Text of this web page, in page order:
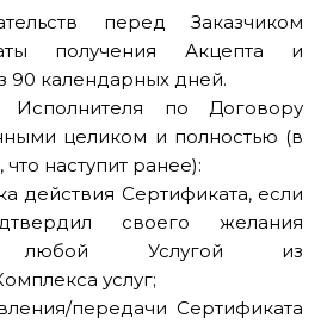
перед Заказчиком
получения Акцепта и
90 календарных дней.
Исполнителя по Договору
целиком и полностью (в
наступит ранее):
действия Сертификата, если
своего желания
любой Услугой из
услуг;
передачи Сертификата